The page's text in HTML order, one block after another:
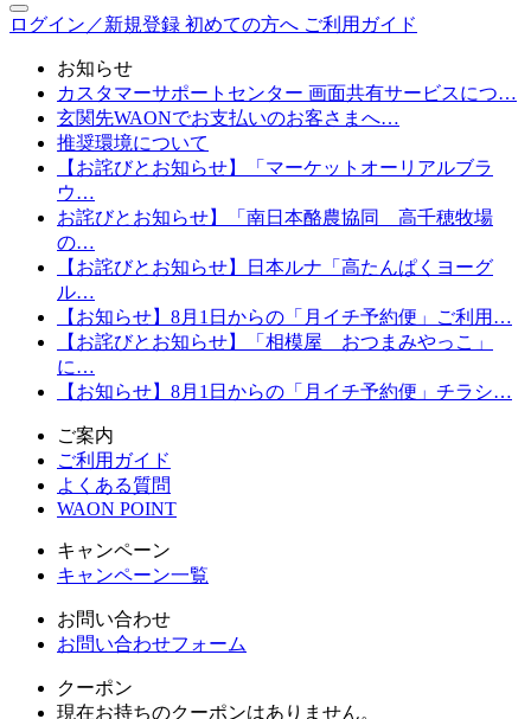
ログイン／新規登録 初めての方へ ご利用ガイド
お知らせ
カスタマーサポートセンター 画面共有サービスにつ…
玄関先WAONでお支払いのお客さまへ…
推奨環境について
【お詫びとお知らせ】「マーケットオーリアルブラ
ウ…
お詫びとお知らせ】「南日本酪農協同 高千穂牧場
の…
【お詫びとお知らせ】日本ルナ「高たんぱくヨーグ
ル…
【お知らせ】8月1日からの「月イチ予約便」ご利用…
【お詫びとお知らせ】「相模屋 おつまみやっこ」
に…
【お知らせ】8月1日からの「月イチ予約便」チラシ…
ご案内
ご利用ガイド
よくある質問
WAON POINT
キャンペーン
キャンペーン一覧
お問い合わせ
お問い合わせフォーム
クーポン
現在お持ちのクーポンはありません。